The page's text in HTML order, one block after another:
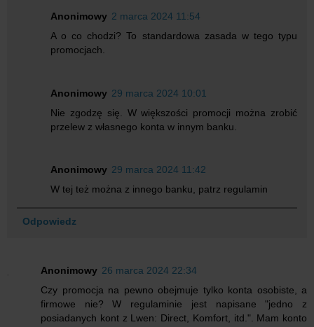
Anonimowy 2 marca 2024 11:54
A o co chodzi? To standardowa zasada w tego typu
promocjach.
Anonimowy 29 marca 2024 10:01
Nie zgodzę się. W większości promocji można zrobić
przelew z własnego konta w innym banku.
Anonimowy 29 marca 2024 11:42
W tej też można z innego banku, patrz regulamin
Odpowiedz
Anonimowy 26 marca 2024 22:34
Czy promocja na pewno obejmuje tylko konta osobiste, a
firmowe nie? W regulaminie jest napisane "jedno z
posiadanych kont z Lwen: Direct, Komfort, itd.". Mam konto